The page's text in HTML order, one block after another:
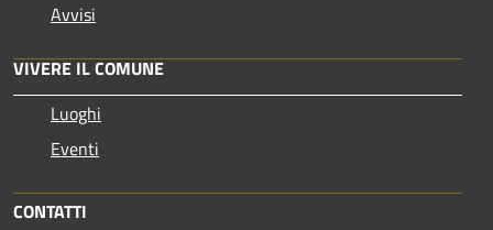
Avvisi
VIVERE IL COMUNE
Luoghi
Eventi
CONTATTI